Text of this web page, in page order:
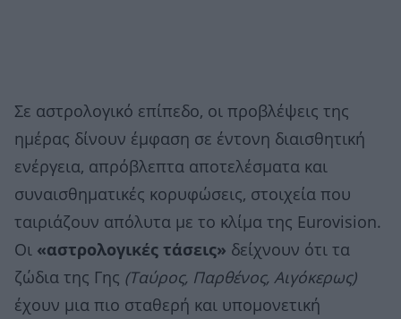
Σε αστρολογικό επίπεδο, οι προβλέψεις της
ημέρας δίνουν έμφαση σε έντονη διαισθητική
ενέργεια, απρόβλεπτα αποτελέσματα και
συναισθηματικές κορυφώσεις, στοιχεία που
ταιριάζουν απόλυτα με το κλίμα της Eurovision.
Οι «αστρολογικές τάσεις» δείχνουν ότι τα
ζώδια της Γης (Ταύρος, Παρθένος, Αιγόκερως)
έχουν μια πιο σταθερή και υπομονετική